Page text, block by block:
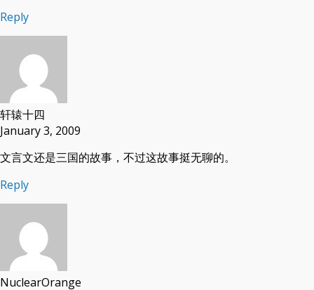
Reply
轩辕十四
January 3, 2009
文言文还是三国的故事，不过这故事挺无聊的。
Reply
NuclearOrange